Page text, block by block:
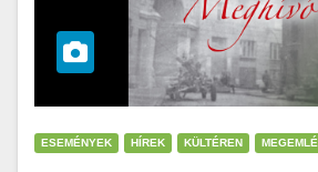
ESEMÉNYEK HÍREK KÜLTÉREN